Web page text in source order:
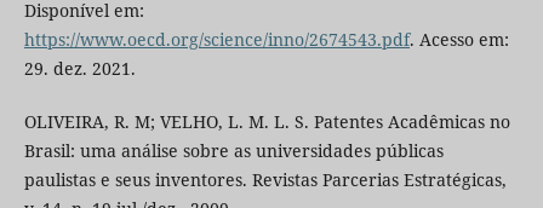
Disponível em:
https://www.oecd.org/science/inno/2674543.pdf. Acesso em:
29. dez. 2021.
OLIVEIRA, R. M; VELHO, L. M. L. S. Patentes Acadêmicas no
Brasil: uma análise sobre as universidades públicas
paulistas e seus inventores. Revistas Parcerias Estratégicas,